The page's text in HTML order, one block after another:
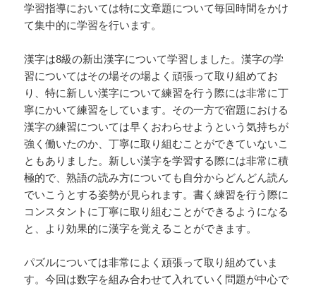
学習指導においては特に文章題について毎回時間をかけ
て集中的に学習を行います。
漢字は8級の新出漢字について学習しました。漢字の学
習についてはその場その場よく頑張って取り組めてお
り、特に新しい漢字について練習を行う際には非常に丁
寧にかいて練習をしています。その一方で宿題における
漢字の練習については早くおわらせようという気持ちが
強く働いたのか、丁寧に取り組むことができていないこ
ともありました。新しい漢字を学習する際には非常に積
極的で、熟語の読み方についても自分からどんどん読ん
でいこうとする姿勢が見られます。書く練習を行う際に
コンスタントに丁寧に取り組むことができるようになる
と、より効果的に漢字を覚えることができます。
パズルについては非常によく頑張って取り組めていま
す。今回は数字を組み合わせて入れていく問題が中心で